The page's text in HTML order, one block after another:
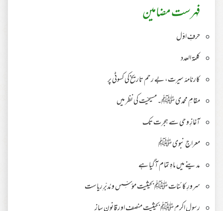
فہرست مضامین
حرفِ اوّل
کلمۃ العدد
كارنامۂ سيرت، بے رحم تاریخ کی کسوٹی پر
مقامِ محمدی ﷺ۔ مسیحیّت کی نظر میں
آغازِ وحی سے ہجرت تک
معراجِ نبوی ﷺ
مدينے ميں ماهِ تمام آگيا ہے
سرورِ کائنات ﷺ بحیثیت مؤسِّس و مُدبّرِ ریاست